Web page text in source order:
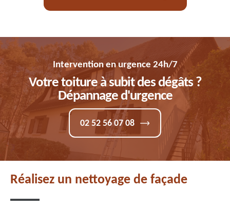
Intervention en urgence 24h/7
Votre toiture à subit des dégâts ?
Dépannage d'urgence
02 52 56 07 08
Réalisez un nettoyage de façade